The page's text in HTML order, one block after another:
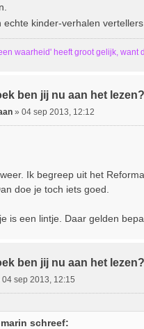
echte kinder-verhalen
waarheid' heeft groot gelijk, want
ben jij nu aan het
» 04 sep 2013, 12:12
Ik begreep uit het
doe je toch iets goed.
is een lintje. Daar gelden
ben jij nu aan het
04 sep 2013, 12:15
schreef: